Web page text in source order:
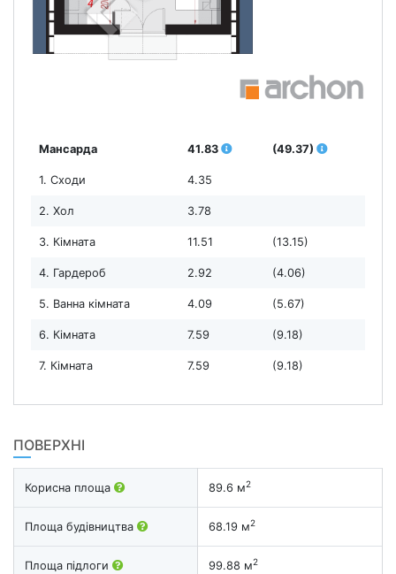
Мансарда 41.83 (49.37)
1. Сходи 4.35
2. Хол 3.78
3. Кімната 11.51 (13.15)
4. Гардероб 2.92 (4.06)
5. Ванна кімната 4.09 (5.67)
6. Кімната 7.59 (9.18)
7. Кімната 7.59 (9.18)
ПОВЕРХНІ
Корисна площа 89.6 м2
Площа будівництва 68.19 м2
Площа підлоги 99.88 м2